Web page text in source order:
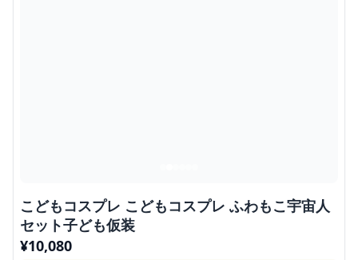
こどもコスプレ こどもコスプレ ふわもこ宇宙人
セット子ども仮装
¥10,080